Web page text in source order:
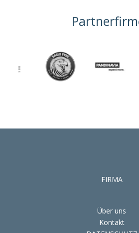
FIRMA
Über uns
Kontakt